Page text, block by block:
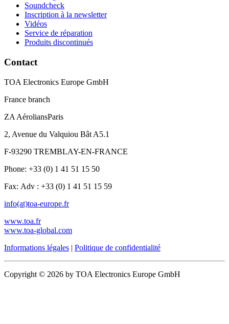
Soundcheck
Inscription à la newsletter
Vidéos
Service de réparation
Produits discontinués
Contact
TOA Electronics Europe GmbH
France branch
ZA AéroliansParis
2, Avenue du Valquiou Bât A5.1
F-93290 TREMBLAY-EN-FRANCE
Phone: +33 (0) 1 41 51 15 50
Fax: Adv : +33 (0) 1 41 51 15 59
info(at)toa-europe.fr
www.toa.fr
www.toa-global.com
Informations légales | Politique de confidentialité
Copyright © 2026 by TOA Electronics Europe GmbH